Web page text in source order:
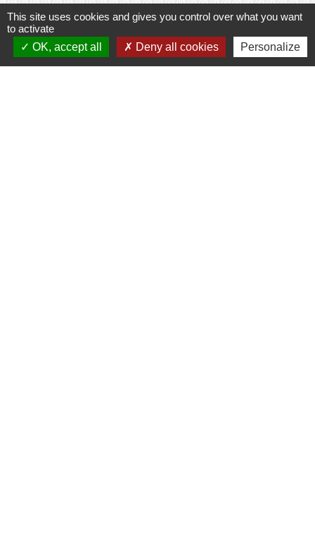
Guide pratique : créer une association en Alsace-
Moselle open_in_new
Alsace Mouvement associatif
This site uses cookies and gives you control over what you want
to activate
OK, accept all
Deny all cookies Personalize